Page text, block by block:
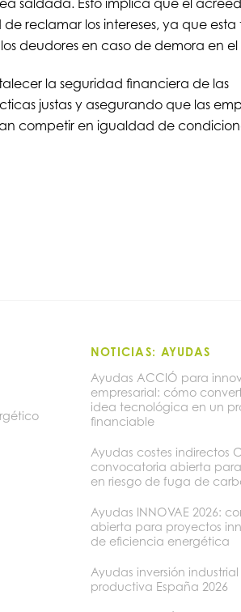
saldada. Esto implica que el
reclamar los intereses, ya que esta
deudores en caso de demora en
la seguridad financiera de las
justas y asegurando que las
competir en igualdad de
NOTICIAS: AYUDAS
Ayudas ACCIÓ para
empresarial: cómo
idea tecnológica en un
financiable
Ayudas costes indirectos
convocatoria abierta
en riesgo de fuga de
Ayudas INNOVAE 2026:
abierta para proyectos
de eficiencia energética
Ayudas inversión industrial
productiva España 2026